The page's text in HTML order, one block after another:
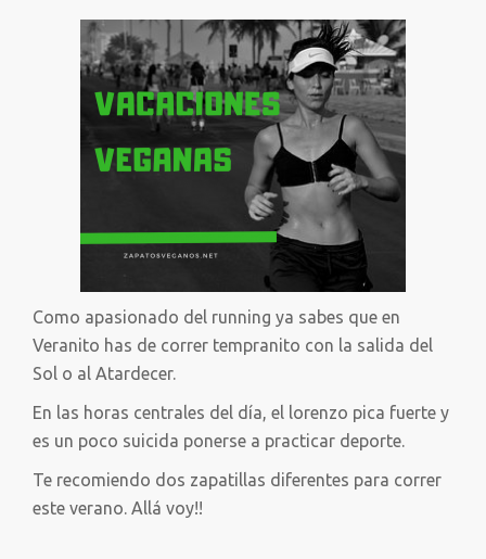
Como apasionado del running ya sabes que en
Veranito has de correr tempranito con la salida del
Sol o al Atardecer.
En las horas centrales del día, el lorenzo pica fuerte y
es un poco suicida ponerse a practicar deporte.
Te recomiendo dos zapatillas diferentes para correr
este verano. Allá voy!!